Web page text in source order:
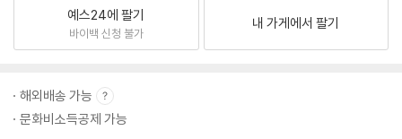
예스24에 팔기
바이백 신청 불가
내 가게에서 팔기
해외배송 가능
문화비소득공제 가능